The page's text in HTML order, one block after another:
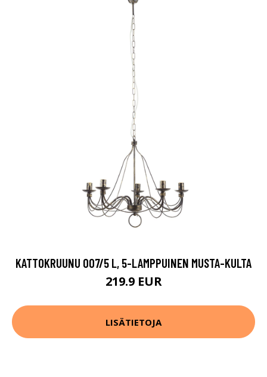
KATTOKRUUNU 007/5 L, 5-LAMPPUINEN MUSTA-KULTA
219.9 EUR
LISÄTIETOJA